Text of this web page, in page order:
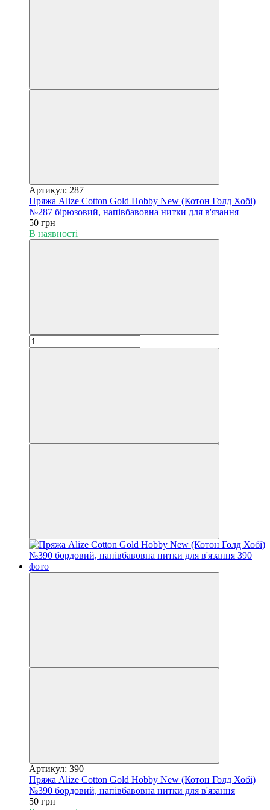
Артикул: 287
Пряжа Alize Cotton Gold Hobby New (Котон Голд Хобі)
№287 бірюзовий, напівбавовна нитки для в'язання
50 грн
В наявності
Артикул: 390
Пряжа Alize Cotton Gold Hobby New (Котон Голд Хобі)
№390 бордовий, напівбавовна нитки для в'язання
50 грн